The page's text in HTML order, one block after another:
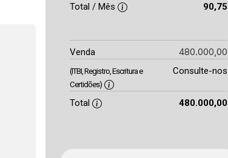
Total / Mês
90,75
Venda 480.000,00
(ITBI, Registro, Escritura e
Certidões)
Consulte-nos
Total 480.000,00